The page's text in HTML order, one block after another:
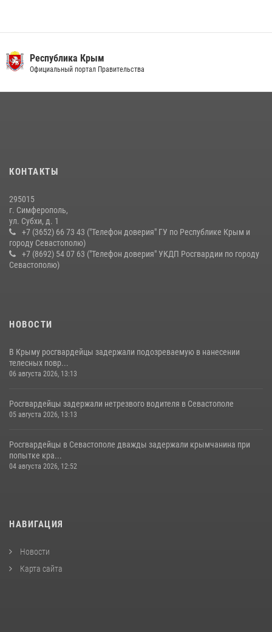
21 июля 2026, 13:18
Росгвардия в Крыму и Севастополе задержала ряд
правонарушителей
10 июля 2026, 15:10
Республика Крым
Официальный портал Правительства
КОНТАКТЫ
295015
г. Симферополь,
ул. Субхи, д. 1
+7 (3652) 66 73 43 ("Телефон доверия" ГУ по Республике Крым и
городу Севастополю)
+7 (8692) 54 07 63 ("Телефон доверия" УКДП Росгвардии по городу
Севастополю)
НОВОСТИ
В Крыму росгвардейцы задержали подозреваемую в нанесении
телесных повр...
06 августа 2026, 13:13
Росгвардейцы задержали нетрезвого водителя в Севастополе
05 августа 2026, 13:13
Росгвардейцы в Севастополе дважды задержали крымчанина при
попытке кра...
04 августа 2026, 12:52
НАВИГАЦИЯ
Новости
Карта сайта